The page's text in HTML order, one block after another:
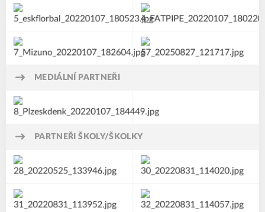
MEDIÁLNÍ PARTNEŘI
PARTNEŘI ŠKOLY/ŠKOLKY